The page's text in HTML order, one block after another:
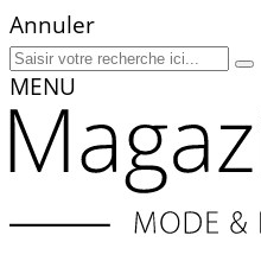
Annuler
MENU